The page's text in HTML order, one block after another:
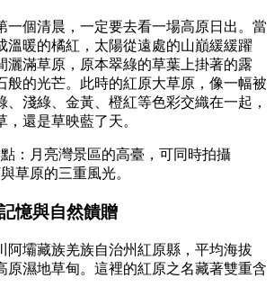
一個清晨，一定要去看一場高原日出。當
溫暖的橘紅，太陽從遠處的山巔緩緩躍
灑滿草原，原本翠綠的草葉上掛著的露
般的光芒。此時的紅原大草原，像一幅被
、淺綠、金黃、橙紅等色彩交織在一起，
還是草映藍了天。
：月亮灣景區的高臺，可同時拍攝
草原的三重風光。
憶與自然饋贈
阿壩藏族羌族自治州紅原縣，平均海拔
原濕地草甸。這裡的紅原之名藏著雙重含